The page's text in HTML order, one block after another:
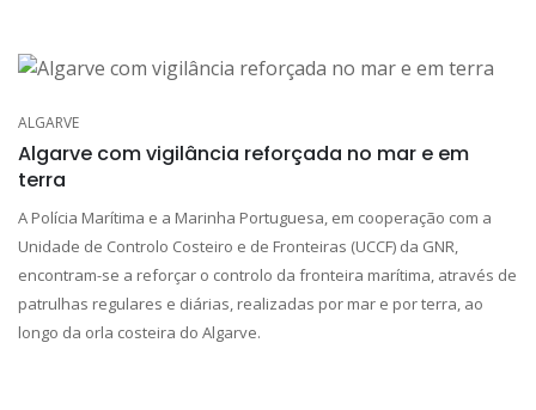
ALGARVE
Algarve com vigilância reforçada no mar e em
terra
A Polícia Marítima e a Marinha Portuguesa, em cooperação com a
Unidade de Controlo Costeiro e de Fronteiras (UCCF) da GNR,
encontram-se a reforçar o controlo da fronteira marítima, através de
patrulhas regulares e diárias, realizadas por mar e por terra, ao
longo da orla costeira do Algarve.